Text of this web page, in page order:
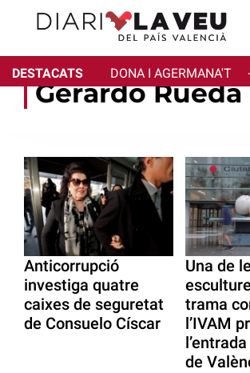
DESTACATS DONA I AGERMANA'T ·
Gerardo Rueda
Anticorrupció
investiga quatre
caixes de seguretat
de Consuelo Císcar
Una de
trama
l’IVAM
de